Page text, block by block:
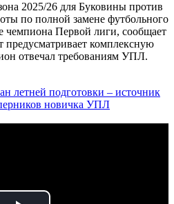
2025/26 для Буковины против
по полной замене футбольного
чемпиона Первой лиги, сообщает
предусматривает комплексную
отвечал требованиям УПЛ.
летней подготовки – источник
новичка УПЛ